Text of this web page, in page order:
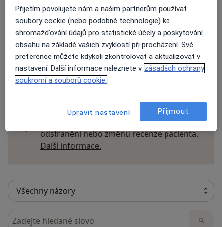
Názory
Přidejte svůj názor
8 názorů
Recenze pacientů jsou pro nás důležité.
Specialisté nemají možnost zaplatit za
odstranění nebo změnu recenze pacienta.
Další informace.
Hledejte v názorech
Přijetím povolujete nám a našim partnerům používat
soubory cookie (nebo podobné technologie) ke
shromažďování údajů pro statistické účely a poskytování
obsahu na základě vašich zvyklostí při procházení. Své
preference můžete kdykoli zkontrolovat a aktualizovat v
nastavení. Další informace naleznete v zásadách ochrany
soukromí a souborů cookie.
Upravit nastavení Přijmout